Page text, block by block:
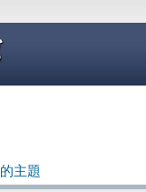
主題